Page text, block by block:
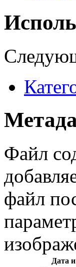
Файл
файл
Дата